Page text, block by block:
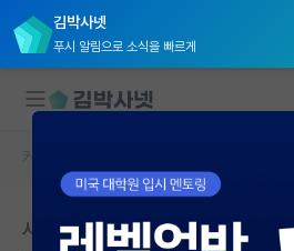
김박사넷
푸시 알림으로 소식을 빠르게
대학원생 모집
국내대학원 정보
커뮤니티 홈
서카포 / 미박 추천